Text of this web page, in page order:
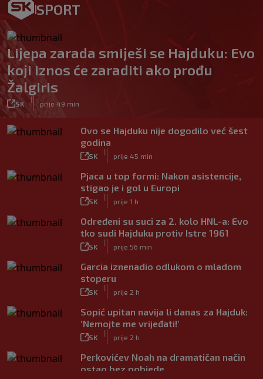
SPORT
Lijepa zarada smiješi se Hajduku: Evo
koji iznos će zaraditi ako prođu
Žalgiris
SK
|
prije 49 min
Ovo se Hajduku nije dogodilo već šest
godina
SK
|
prije 45 min
Pjaca u top formi: Nakon asistencije,
stigao je i gol u Europi
SK
|
prije 1 h
Određeni su suci za 2. kolo HNL-a: Evo
tko sudi Hajduku protiv Istre 1961
SK
|
prije 56 min
Garcia iznenadio odlukom o mladom
stoperu
SK
|
prije 2 h
Sopić upitan navija li danas za Hajduk:
‘Nemojte me vrijeđati!’
SK
|
prije 2 h
Perkovićev Noah na dramatičan način
ostao bez pobjede